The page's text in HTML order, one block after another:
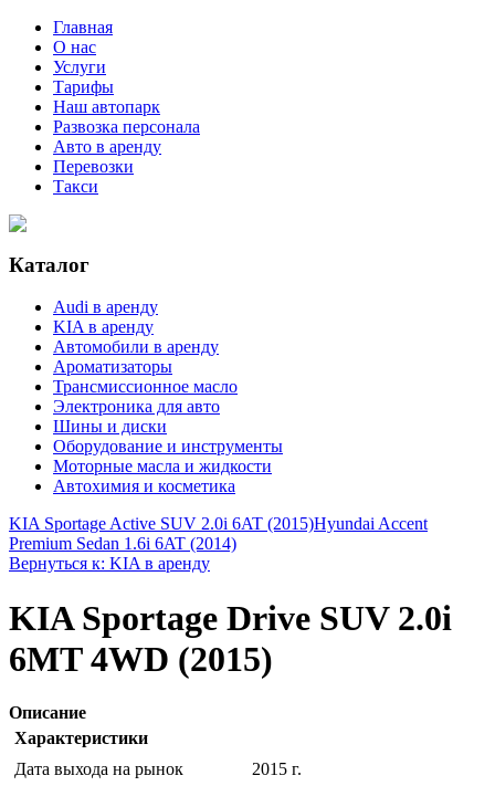
Главная
О нас
Услуги
Тарифы
Наш автопарк
Развозка персонала
Авто в аренду
Перевозки
Такси
Каталог
Audi в аренду
KIA в аренду
Автомобили в аренду
Ароматизаторы
Трансмиссионное масло
Электроника для авто
Шины и диски
Оборудование и инструменты
Моторные масла и жидкости
Автохимия и косметика
KIA Sportage Active SUV 2.0i 6AT (2015)Hyundai Accent
Premium Sedan 1.6i 6AT (2014)
Вернуться к: KIA в аренду
KIA Sportage Drive SUV 2.0i
6MT 4WD (2015)
Описание
Характеристики
Дата выхода на рынок
2015 г.